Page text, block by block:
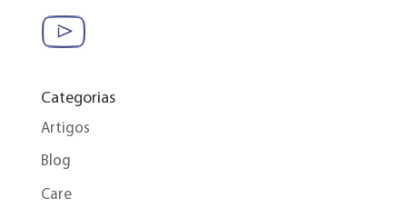
Categorias
Artigos
Blog
Care